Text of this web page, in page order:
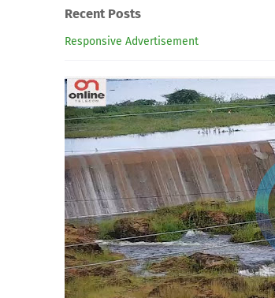
Recent Posts
Responsive Advertisement